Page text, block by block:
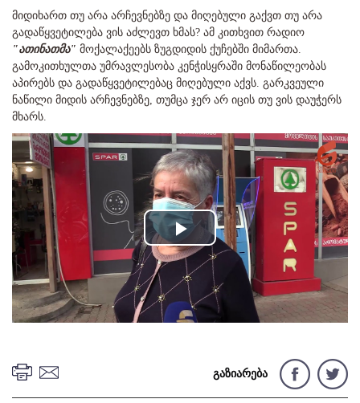
მიდიხართ თუ არა არჩევნებზე და მიღებული გაქვთ თუ არა
გადაწყვეტილება ვის აძლევთ ხმას? ამ კითხვით რადიო
"ათინათმა" მოქალაქეებს ზუგდიდის ქუჩებში მიმართა.
გამოკითხულთა უმრავლესობა კენჭისყრაში მონაწილეობას
აპირებს და გადაწყვეტილებაც მიღებული აქვს. გარკვეული
ნაწილი მიდის არჩევნებზე, თუმცა ჯერ არ იცის თუ ვის დაუჭერს
მხარს.
Play
Video
გაზიარება